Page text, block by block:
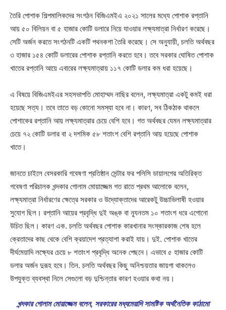
তৈরি পোশাক শিল্পমালিকদের সংগঠন বিজিএমইএ ২০২১ সালের মধ্যে পোশাক রপ্তানি
আয় ৫০ বিলিয়ন বা ৫ হাজার কোটি ডলারে নিয়ে যাওয়ার লক্ষ্যমাত্রা নির্ধারণ করেছে।
সেটি অর্জন করতে সংগঠনটি একটি পথনকশা তৈরি করেছে। সে অনুযায়ী, চলতি অর্থবছর
৩ হাজার ১৫৪ কোটি ডলারের পোশাক রপ্তানি করতে হবে। তবে সরকার ঘোষিত পোশাক
খাতের রপ্তানি আয়ে এবারের লক্ষ্যমাত্রায় ১১৭ কোটি ডলার কম ধরা হয়েছে।
এ বিষয়ে বিজিএমইএর সহসভাপতি মোহাম্মদ নাছির বলেন, লক্ষ্যমাত্রা একটু কমই ধরা
হয়েছে সত্য। তবে তাতে বড় কোনো সমস্যা হবে না। কারণ, সব ঠিকঠাক থাকলে
পোশাকের রপ্তানি আয় লক্ষ্যমাত্রার চেয়ে বেশি হবে। গত অর্থবছর যেমন লক্ষ্যমাত্রার
চেয়ে ৭২ কোটি ডলার বা ২ দশমিক ৫৮ শতাংশ বেশি রপ্তানি আয় হয়েছে পোশাক
খাতে।
জানতে চাইলে বেসরকারি গবেষণা প্রতিষ্ঠান সেন্টার ফর পলিসি ডায়ালগের অতিরিক্ত
গবেষণা পরিচালক খন্দকার গোলাম মোয়াজ্জেম গত রাতে প্রথম আলোকে বলেন,
লক্ষ্যমাত্রা নির্ধারণের ক্ষেত্রে সরকার ও উদ্যোক্তাদের আরেকটু উচ্চাভিলাষী হওয়ার
সুযোগ ছিল। রপ্তানি আয়ের প্রবৃদ্ধি দুই অঙ্ক বা ন্যূনতম ১০ শতাংশ ধরে এগোনো
উচিত ছিল। কারণ এক. চলতি অর্থবছর পোশাক কারখানার সংস্কারকাজ শেষ হলে
ক্রেতাদের কাছ থেকে বেশি ক্রয়াদেশ প্রত্যাশা করাই যায়। দুই. পোশাক খাতের
দীর্ঘমেয়াদি লক্ষ্যের চেয়ে ৮ শতাংশ প্রবৃদ্ধি অনেক পেছনে। এভাবে ৫ হাজার কোটি
ডলার অর্জন দুরূহ হবে। তিন. চলতি অর্থবছর কিছু অনিশ্চয়তার জায়গা থাকলেও
উপযুক্ত ব্যবস্থা নিলে সেগুলো বড় দুশ্চিন্তার কারণ হওয়ার কথা নয়।
খন্দকার গোলাম মোয়াজ্জেম বলেন, সরকারের মধ্যমেয়াদি সামষ্টিক অর্থনৈতিক কাঠামো